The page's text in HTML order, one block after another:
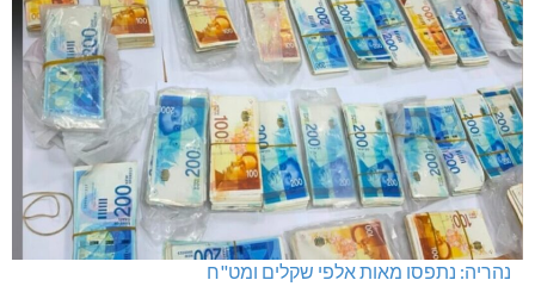
נהריה: נתפסו מאות אלפי שקלים ומט"ח